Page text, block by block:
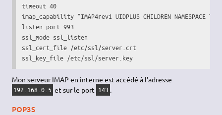
timeout 40
imap_capability "IMAP4rev1 UIDPLUS CHILDREN NAMESPACE
listen_port 993
ssl_mode ssl_listen
ssl_cert_file /etc/ssl/server.crt
ssl_key_file /etc/ssl/server.key
Mon serveur IMAP en interne est accédé à l'adresse
192.168.0.5 et sur le port 143 .
POP3S